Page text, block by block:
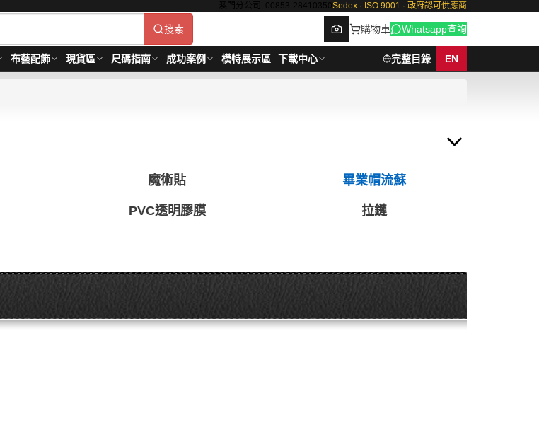
澳門分公司: 00853-28410350 Sedex · ISO 9001 · 政府認可供應商
搜索 購物車 Whatsapp查詢
布藝配飾 現貨區 尺碼指南 成功案例 模特展示區 下載中心 完整目錄 EN
魔術貼 畢業帽流蘇
PVC透明膠膜 拉鏈